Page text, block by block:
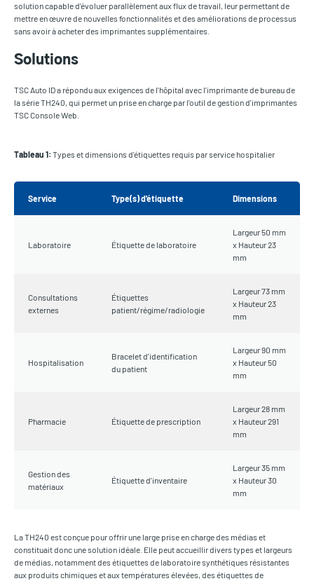
solution capable d'évoluer parallèlement aux flux de travail, leur permettant de
mettre en œuvre de nouvelles fonctionnalités et des améliorations de processus
sans avoir à acheter des imprimantes supplémentaires.
Solutions
TSC Auto ID a répondu aux exigences de l'hôpital avec l'imprimante de bureau de
la série TH240, qui permet un prise en charge par l'outil de gestion d'imprimantes
TSC Console Web.
Tableau 1: Types et dimensions d'étiquettes requis par service hospitalier
Service Type(s) d'étiquette Dimensions
Laboratoire Étiquette de laboratoire
Largeur 50 mm
x Hauteur 23
mm
Consultations
externes
Étiquettes
patient/régime/radiologie
Largeur 73 mm
x Hauteur 23
mm
Hospitalisation
Bracelet d'identification
du patient
Largeur 90 mm
x Hauteur 50
mm
Pharmacie Étiquette de prescription
Largeur 28 mm
x Hauteur 291
mm
Gestion des
matériaux
Étiquette d'inventaire
Largeur 35 mm
x Hauteur 30
mm
La TH240 est conçue pour offrir une large prise en charge des médias et
constituait donc une solution idéale. Elle peut accueillir divers types et largeurs
de médias, notamment des étiquettes de laboratoire synthétiques résistantes
aux produits chimiques et aux températures élevées, des étiquettes de